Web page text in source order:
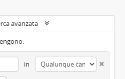
avanzata
in